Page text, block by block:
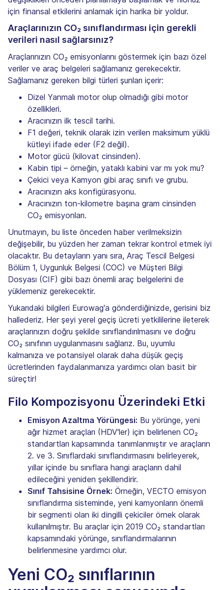
için finansal etkilerini anlamak için harika bir yoldur.
Araçlarınızın CO₂ sınıflandırması için gerekli
verileri nasıl sağlarsınız?
Araçlarınızın CO₂ emisyonlarını göstermek için bazı özel
veriler ve araç belgeleri sağlamanız gerekecektir.
Sağlamanız gereken bilgi türleri şunları içerir:
Dizel Yanmalı motor olup olmadığı gibi motor
özellikleri.
Aracınızın ilk tescil tarihi.
F1 değeri, teknik olarak izin verilen maksimum yüklü
kütleyi ifade eder (F2 değil).
Motor gücü (kilovat cinsinden).
Kabin tipi – örneğin, yataklı kabini var mı yok mu?
Çekici veya Kamyon gibi araç sınıfı ve grubu.
Aracınızın aks konfigürasyonu.
Aracınızın ton-kilometre başına gram cinsinden
CO₂ emisyonları.
Unutmayın, bu liste önceden haber verilmeksizin
değişebilir, bu yüzden her zaman tekrar kontrol etmek iyi
olacaktır. Bu detayların yanı sıra, Araç Tescil Belgesi
Bölüm 1, Uygunluk Belgesi (COC) ve Müşteri Bilgi
Dosyası (CIF) gibi bazı önemli araç belgelerini de
yüklemeniz gerekecektir.
Yukarıdaki bilgileri Eurowag'a gönderdiğinizde, gerisini biz
hallederiz. Her şeyi yerel geçiş ücreti yetkililerine ileterek
araçlarınızın doğru şekilde sınıflandırılmasını ve doğru
CO₂ sınıfının uygulanmasını sağlarız. Bu, uyumlu
kalmanıza ve potansiyel olarak daha düşük geçiş
ücretlerinden faydalanmanıza yardımcı olan basit bir
süreçtir!
Filo Kompozisyonu Üzerindeki Etki
Emisyon Azaltma Yörüngesi: Bu yörünge, yeni
ağır hizmet araçları (HDV'ler) için belirlenen CO₂
standartları kapsamında tanımlanmıştır ve araçların
2. ve 3. Sınıflardaki sınıflandırmasını belirleyerek,
yıllar içinde bu sınıflara hangi araçların dahil
edileceğini yeniden şekillendirir.
Sınıf Tahsisine Örnek: Örneğin, VECTO emisyon
sınıflandırma sisteminde, yeni kamyonların önemli
bir segmenti olan iki dingilli çekiciler örnek olarak
kullanılmıştır. Bu araçlar için 2019 CO₂ standartları
kapsamındaki yörünge, sınıflandırmalarının
belirlenmesine yardımcı olur.
Yeni CO₂ sınıflarının